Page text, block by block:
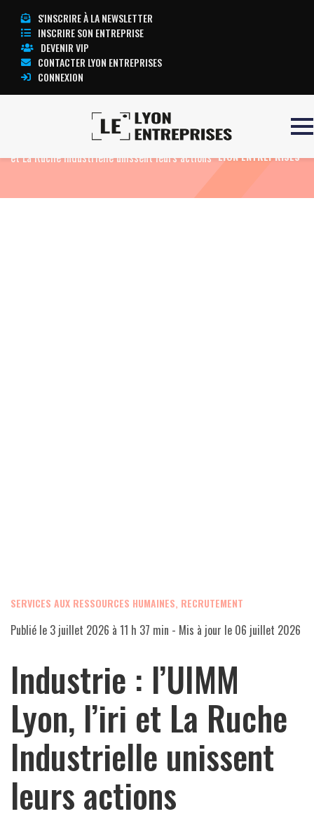
S'INSCRIRE À LA NEWSLETTER
INSCRIRE SON ENTREPRISE
DEVENIR VIP
CONTACTER LYON ENTREPRISES
CONNEXION
Industrie : l’UIMM Lyon, l’iri
et La Ruche Industrielle unissent leurs actions
TOUTE L’ACTUALITÉ
LYON ENTREPRISES
SERVICES AUX RESSOURCES HUMAINES, RECRUTEMENT
Publié le 3 juillet 2026 à 11 h 37 min - Mis à jour le 06 juillet 2026
Industrie : l’UIMM
Lyon, l’iri et La Ruche
Industrielle unissent
leurs actions